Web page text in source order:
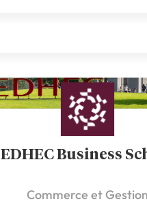
EDHEC Business
Commerce et Gestion